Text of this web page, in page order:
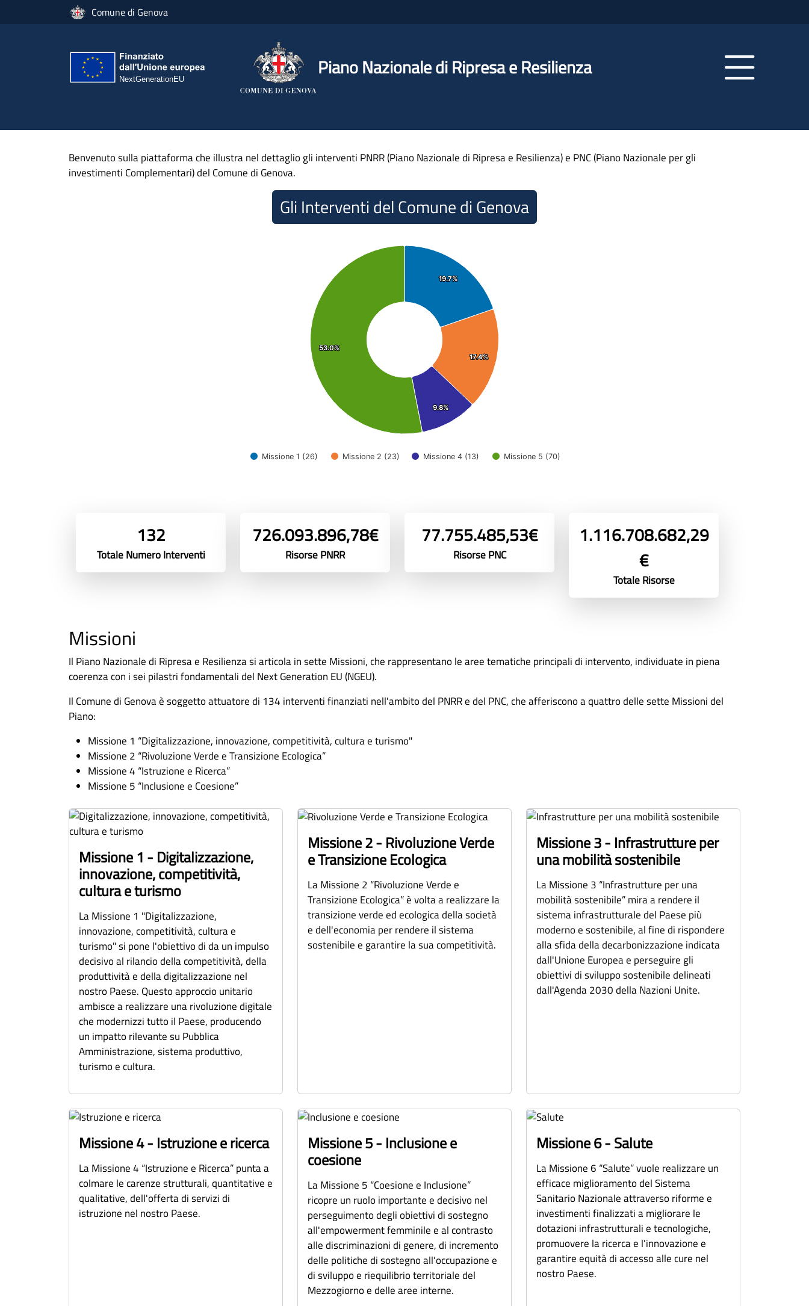
Salta al contenuto principaleComune di Genova
Piano Nazionale di Ripresa e Resilienza
Benvenuto sulla piattaforma che illustra nel dettaglio gli interventi PNRR (Piano Nazionale di Ripresa e Resilienza) e PNC (Piano Nazionale per gli
investimenti Complementari) del Comune di Genova.
Gli Interventi del Comune di Genova
19.7%
19.7%
17.4%
17.4%
9.8%
9.8%
53.0%
53.0%
Missione 1 (26) Missione 2 (23) Missione 4 (13) Missione 5 (70)
132
Totale Numero Interventi
726.093.896,78€
Risorse PNRR
77.755.485,53€
Risorse PNC
1.116.708.682,29
€
Totale Risorse
Missioni
Il Piano Nazionale di Ripresa e Resilienza si articola in sette Missioni, che rappresentano le aree tematiche principali di intervento, individuate in piena
coerenza con i sei pilastri fondamentali del Next Generation EU (NGEU).
Il Comune di Genova è soggetto attuatore di 134 interventi finanziati nell'ambito del PNRR e del PNC, che afferiscono a quattro delle sette Missioni del
Piano:
Missione 1 “Digitalizzazione, innovazione, competitività, cultura e turismo"
Missione 2 “Rivoluzione Verde e Transizione Ecologica”
Missione 4 “Istruzione e Ricerca”
Missione 5 “Inclusione e Coesione”
Missione 1 - Digitalizzazione,
innovazione, competitività,
cultura e turismo
La Missione 1 "Digitalizzazione,
innovazione, competitività, cultura e
turismo" si pone l'obiettivo di da un impulso
decisivo al rilancio della competitività, della
produttività e della digitalizzazione nel
nostro Paese. Questo approccio unitario
ambisce a realizzare una rivoluzione digitale
che modernizzi tutto il Paese, producendo
un impatto rilevante su Pubblica
Amministrazione, sistema produttivo,
turismo e cultura.
Missione 2 - Rivoluzione Verde
e Transizione Ecologica
La Missione 2 “Rivoluzione Verde e
Transizione Ecologica” è volta a realizzare la
transizione verde ed ecologica della società
e dell'economia per rendere il sistema
sostenibile e garantire la sua competitività.
Missione 3 - Infrastrutture per
una mobilità sostenibile
La Missione 3 “Infrastrutture per una
mobilità sostenibile” mira a rendere il
sistema infrastrutturale del Paese più
moderno e sostenibile, al fine di rispondere
alla sfida della decarbonizzazione indicata
dall'Unione Europea e perseguire gli
obiettivi di sviluppo sostenibile delineati
dall'Agenda 2030 della Nazioni Unite.
Missione 4 - Istruzione e ricerca
La Missione 4 “Istruzione e Ricerca” punta a
colmare le carenze strutturali, quantitative e
qualitative, dell'offerta di servizi di
istruzione nel nostro Paese.
Missione 5 - Inclusione e
coesione
La Missione 5 “Coesione e Inclusione”
ricopre un ruolo importante e decisivo nel
perseguimento degli obiettivi di sostegno
all'empowerment femminile e al contrasto
alle discriminazioni di genere, di incremento
delle politiche di sostegno all'occupazione e
di sviluppo e riequilibrio territoriale del
Mezzogiorno e delle aree interne.
Missione 6 - Salute
La Missione 6 “Salute” vuole realizzare un
efficace miglioramento del Sistema
Sanitario Nazionale attraverso riforme e
investimenti finalizzati a migliorare le
dotazioni infrastrutturali e tecnologiche,
promuovere la ricerca e l'innovazione e
garantire equità di accesso alle cure nel
nostro Paese.